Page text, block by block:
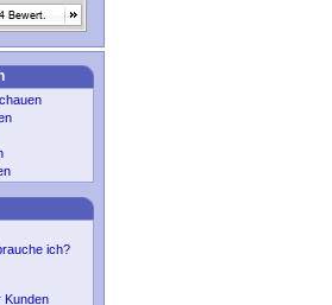
ich?
Kunden